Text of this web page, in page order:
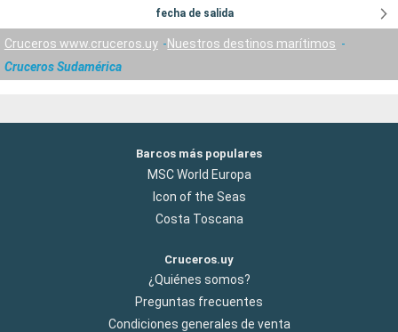
fecha de salida
Cruceros www.cruceros.uy
Nuestros destinos marítimos
Cruceros Sudamérica
Barcos más populares
MSC World Europa
Icon of the Seas
Costa Toscana
Cruceros.uy
¿Quiénes somos?
Preguntas frecuentes
Condiciones generales de venta